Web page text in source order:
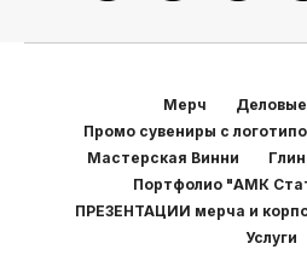
Мерч
Промо сувениры с
Мастерская Винни
Портфолио "АМК
ПРЕЗЕНТАЦИИ мерча и
Услуги